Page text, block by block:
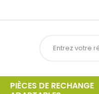
PIÈCES DE RECHANGE